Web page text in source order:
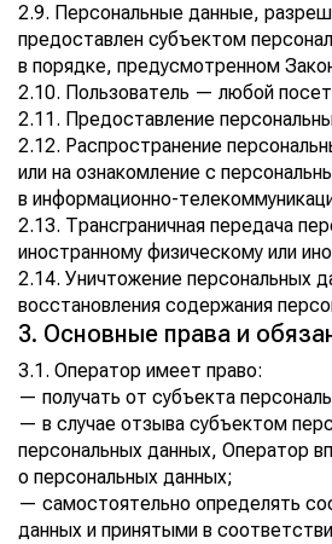
2.9. Персональные данные,
предоставлен субъектом
в порядке, предусмотренном
2.10. Пользователь — любой
2.11. Предоставление
2.12. Распространение
или на ознакомление с
в информационно-
2.13. Трансграничная передача
иностранному физическому или
2.14. Уничтожение персональных
восстановления содержания
3. Основные права и
3.1. Оператор имеет право:
— получать от субъекта
— в случае отзыва субъектом
персональных данных, Оператор
о персональных данных;
— самостоятельно определять
данных и принятыми в